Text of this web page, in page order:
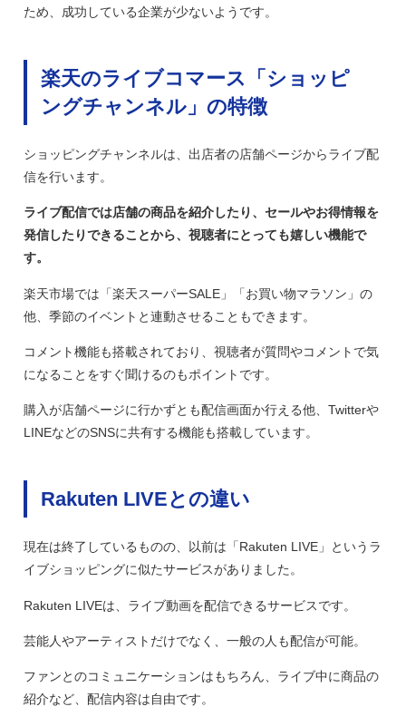
ため、成功している企業が少ないようです。
楽天のライブコマース「ショッピ
ングチャンネル」の特徴
ショッピングチャンネルは、出店者の店舗ページからライブ配
信を行います。
ライブ配信では店舗の商品を紹介したり、セールやお得情報を
発信したりできることから、視聴者にとっても嬉しい機能で
す。
楽天市場では「楽天スーパーSALE」「お買い物マラソン」の
他、季節のイベントと連動させることもできます。
コメント機能も搭載されており、視聴者が質問やコメントで気
になることをすぐ聞けるのもポイントです。
購入が店舗ページに行かずとも配信画面か行える他、Twitterや
LINEなどのSNSに共有する機能も搭載しています。
Rakuten LIVEとの違い
現在は終了しているものの、以前は「Rakuten LIVE」というラ
イブショッピングに似たサービスがありました。
Rakuten LIVEは、ライブ動画を配信できるサービスです。
芸能人やアーティストだけでなく、一般の人も配信が可能。
ファンとのコミュニケーションはもちろん、ライブ中に商品の
紹介など、配信内容は自由です。